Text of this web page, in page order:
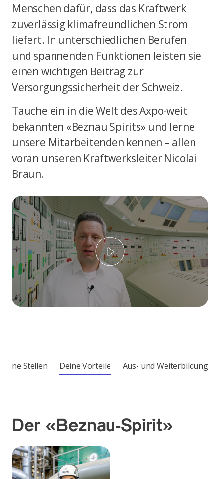
Menschen dafür, dass das Kraftwerk
zuverlässig klimafreundlichen Strom
liefert. In unterschiedlichen Berufen
und spannenden Funktionen leisten sie
einen wichtigen Beitrag zur
Versorgungssicherheit der Schweiz.
Tauche ein in die Welt des Axpo-weit
bekannten «Beznau Spirits» und lerne
unsere Mitarbeitenden kennen – allen
voran unseren Kraftwerksleiter Nicolai
Braun.
Play
Stellen Deine Vorteile Aus- und Weiterbildung
Der «Beznau-Spirit»